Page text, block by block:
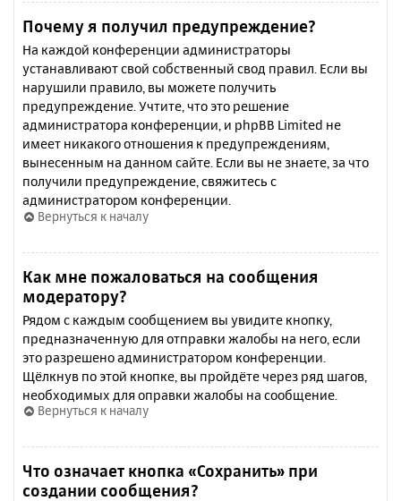
Почему я получил предупреждение?
На каждой конференции администраторы
устанавливают свой собственный свод правил. Если вы
нарушили правило, вы можете получить
предупреждение. Учтите, что это решение
администратора конференции, и phpBB Limited не
имеет никакого отношения к предупреждениям,
вынесенным на данном сайте. Если вы не знаете, за что
получили предупреждение, свяжитесь с
администратором конференции.
Вернуться к началу
Как мне пожаловаться на сообщения
модератору?
Рядом с каждым сообщением вы увидите кнопку,
предназначенную для отправки жалобы на него, если
это разрешено администратором конференции.
Щёлкнув по этой кнопке, вы пройдёте через ряд шагов,
необходимых для оправки жалобы на сообщение.
Вернуться к началу
Что означает кнопка «Сохранить» при
создании сообщения?